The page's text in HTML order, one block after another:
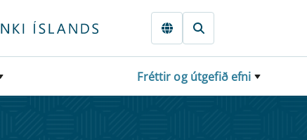
Fréttir og útgefið efni